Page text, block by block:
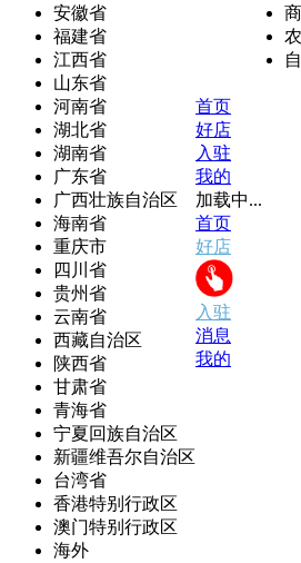
安徽省
福建省
江西省
山东省
河南省
湖北省
湖南省
广东省
广西壮族自治区
海南省
重庆市
四川省
贵州省
云南省
西藏自治区
陕西省
甘肃省
青海省
宁夏回族自治区
新疆维吾尔自治区
台湾省
香港特别行政区
澳门特别行政区
海外
首页
好店
入驻
我的
加载中...
首页
好店
入驻
消息
我的